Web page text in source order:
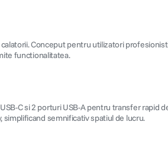
Conceput pentru utilizatori
functionalitatea.
C si 2 porturi USB-A pentru transfer rapid
simplificand semnificativ spatiul de lucru.